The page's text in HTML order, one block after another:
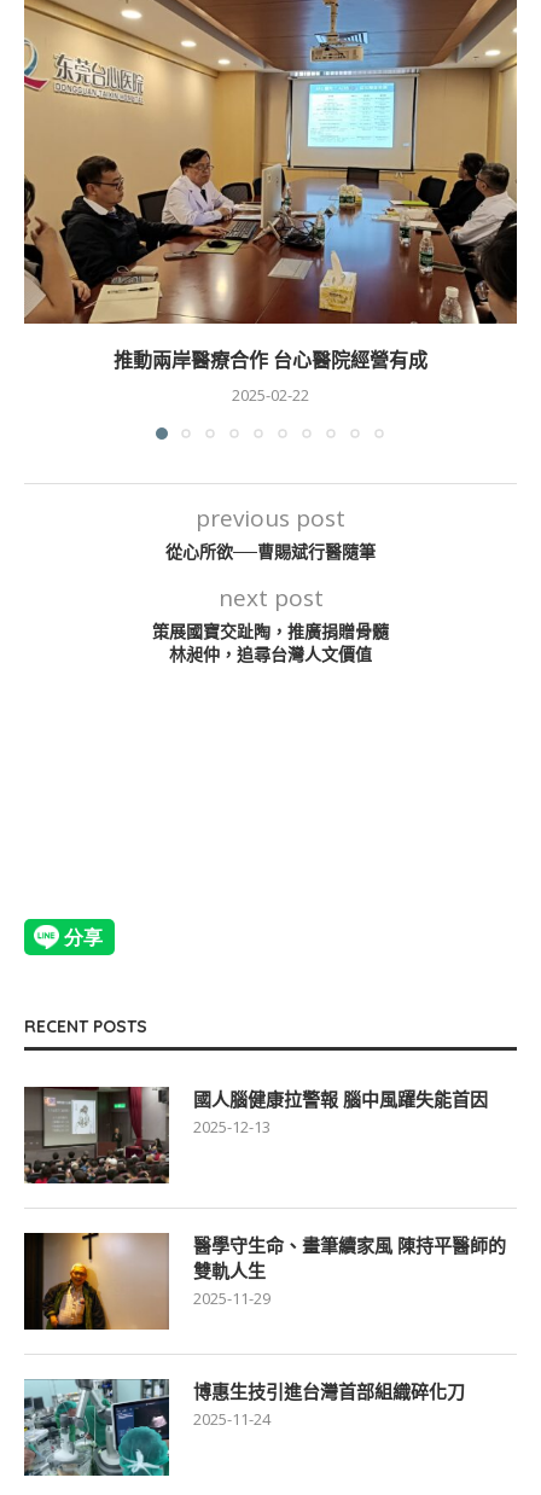
推動兩岸醫療合作 台心醫院經營有成
2025-02-22
previous post
從心所欲──曹賜斌行醫隨筆
next post
策展國寶交趾陶，推廣捐贈骨髓
林昶仲，追尋台灣人文價值
RECENT POSTS
國人腦健康拉警報 腦中風躍失能首因
2025-12-13
醫學守生命、畫筆續家風 陳持平醫師的
雙軌人生
2025-11-29
博惠生技引進台灣首部組織碎化刀
2025-11-24